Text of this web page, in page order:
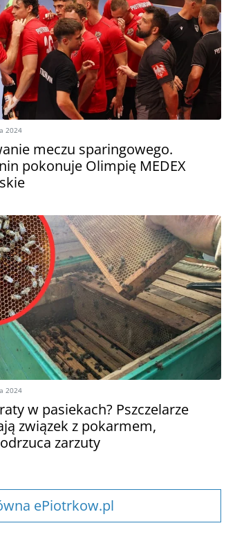
2024
meczu sparingowego.
pokonuje Olimpię MEDEX
2024
w pasiekach? Pszczelarze
związek z pokarmem,
zarzuty
ePiotrkow.pl